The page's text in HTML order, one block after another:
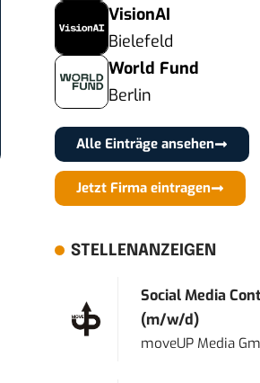
VisionAI
Bielefeld
World Fund
Berlin
Alle Einträge ansehen
Jetzt Firma eintragen
STELLENANZEIGEN
Social Media
(m/w/d)
moveUP Media